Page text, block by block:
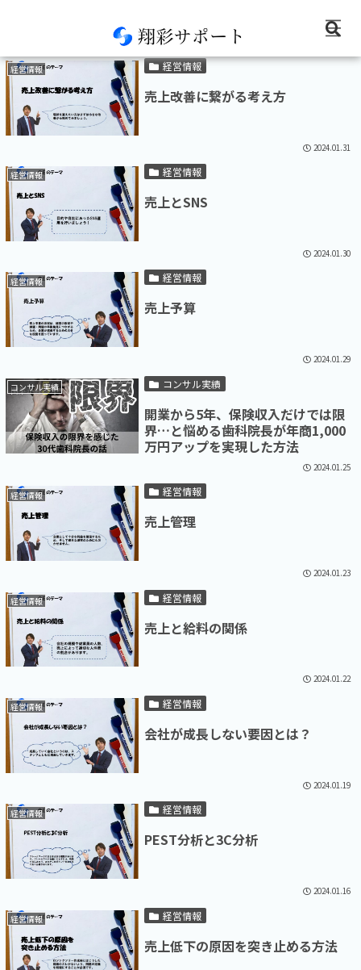
経営情報 経営情報
売上改善に繋がる考え方
2024.01.31
経営情報 経営情報
売上とSNS
2024.01.30
経営情報 経営情報
売上予算
2024.01.29
コンサル実績 コンサル実績
開業から5年、保険収入だけでは限
界…と悩める歯科院長が年商1,000
万円アップを実現した方法
2024.01.25
経営情報 経営情報
売上管理
2024.01.23
経営情報 経営情報
売上と給料の関係
2024.01.22
経営情報 経営情報
会社が成長しない要因とは？
2024.01.19
経営情報 経営情報
PEST分析と3C分析
2024.01.16
経営情報 経営情報
売上低下の原因を突き止める方法